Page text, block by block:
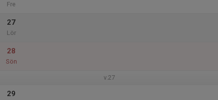
Fre
27
Lör
28
Sön
v.27
29